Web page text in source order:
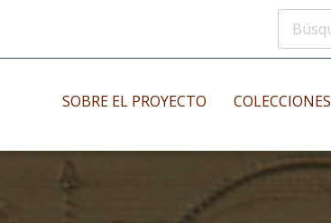
SOBRE EL PROYECTO COLECCIONES
Impresos antiguos